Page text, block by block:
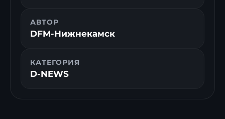
АВТОР
DFM-Нижнекамск
КАТЕГОРИЯ
D-NEWS